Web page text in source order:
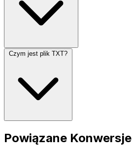
Czym jest plik TXT?
Powiązane Konwersje